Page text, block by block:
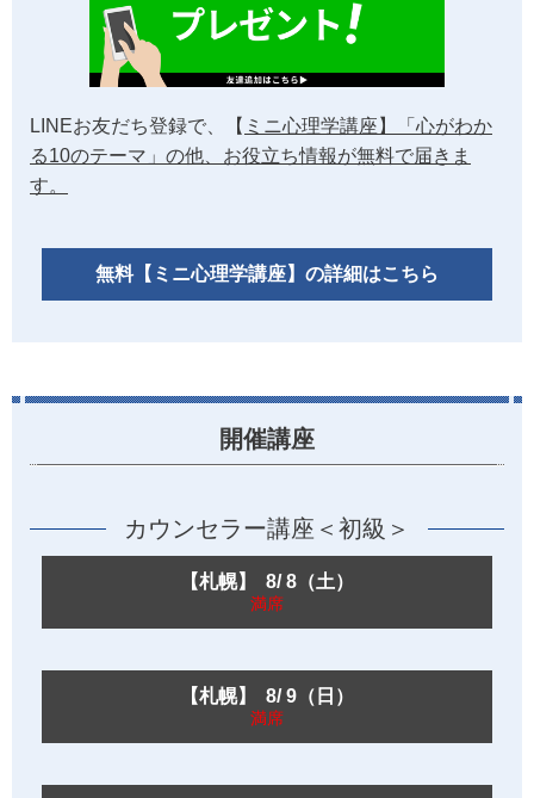
LINEお友だち登録で、【 ミニ心理学講座】「心がわか
る10のテーマ」の他、お役立ち情報が無料で届きま
す。
無料【ミニ心理学講座】の詳細はこちら
開催講座
カウンセラー講座＜初級＞
【札幌】 8/ 8（土）
満席
【札幌】 8/ 9（日）
満席